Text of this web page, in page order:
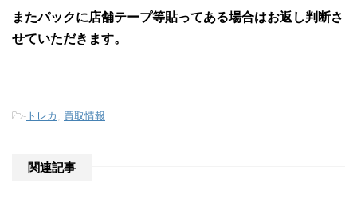
またパックに店舗テープ等貼ってある場合はお返し判断さ
せていただきます。
- トレカ 買取情報
関連記事